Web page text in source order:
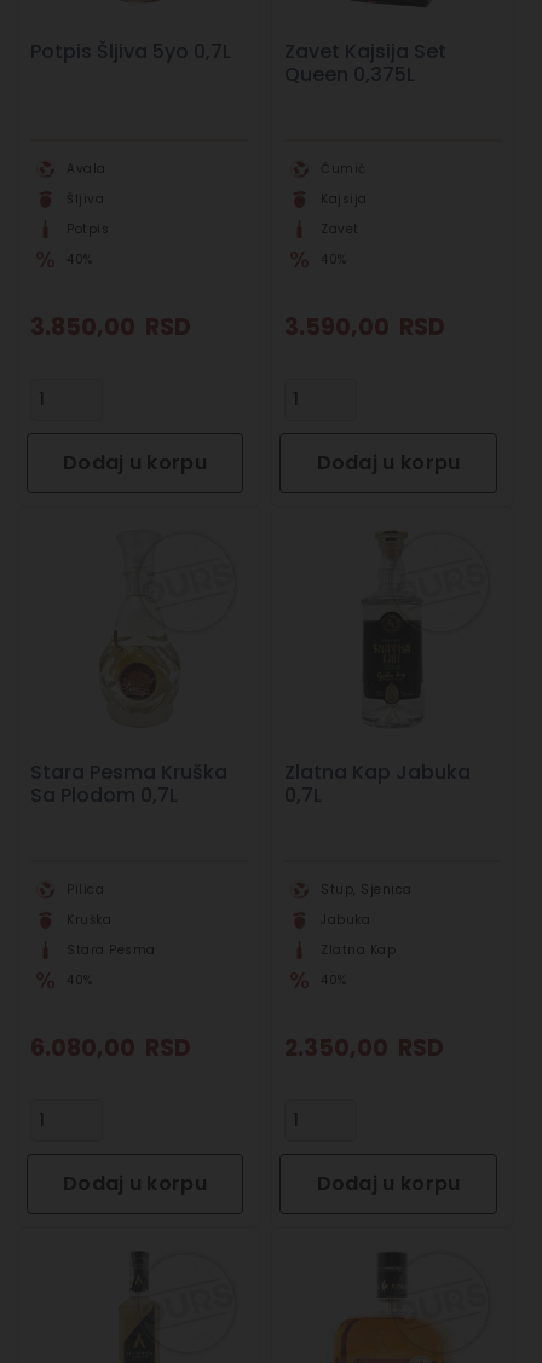
Potpis Šljiva 5yo 0,7L
Avala
Šljiva
Potpis
40%
Dodaj u korpu
Zavet Kajsija Set
Queen 0,375L
Čumić
Kajsija
Zavet
40%
Dodaj u korpu
Stara Pesma Kruška
Sa Plodom 0,7L
Pilica
Kruška
Stara Pesma
40%
Dodaj u korpu
Zlatna Kap Jabuka
0,7L
Stup, Sjenica
Jabuka
Zlatna Kap
40%
Dodaj u korpu